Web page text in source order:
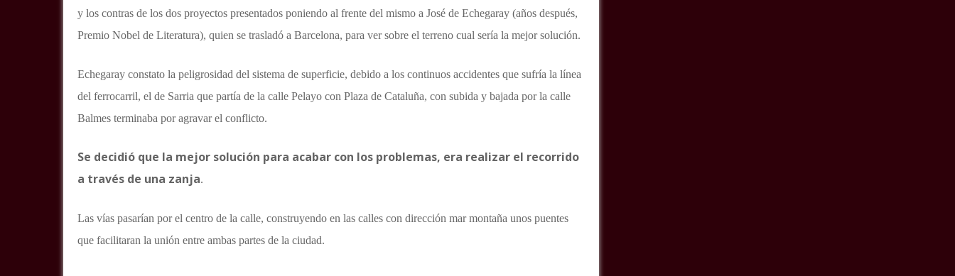
y los contras de los dos proyectos presentados poniendo al frente del mismo a José de Echegaray (años después,
Premio Nobel de Literatura), quien se trasladó a Barcelona, para ver sobre el terreno cual sería la mejor solución.
Echegaray constato la peligrosidad del sistema de superficie, debido a los continuos accidentes que sufría la línea
del ferrocarril, el de Sarria que partía de la calle Pelayo con Plaza de Cataluña, con subida y bajada por la calle
Balmes terminaba por agravar el conflicto.
Se decidió que la mejor solución para acabar con los problemas, era realizar el recorrido
a través de una zanja.
Las vías pasarían por el centro de la calle, construyendo en las calles con dirección mar montaña unos puentes
que facilitaran la unión entre ambas partes de la ciudad.